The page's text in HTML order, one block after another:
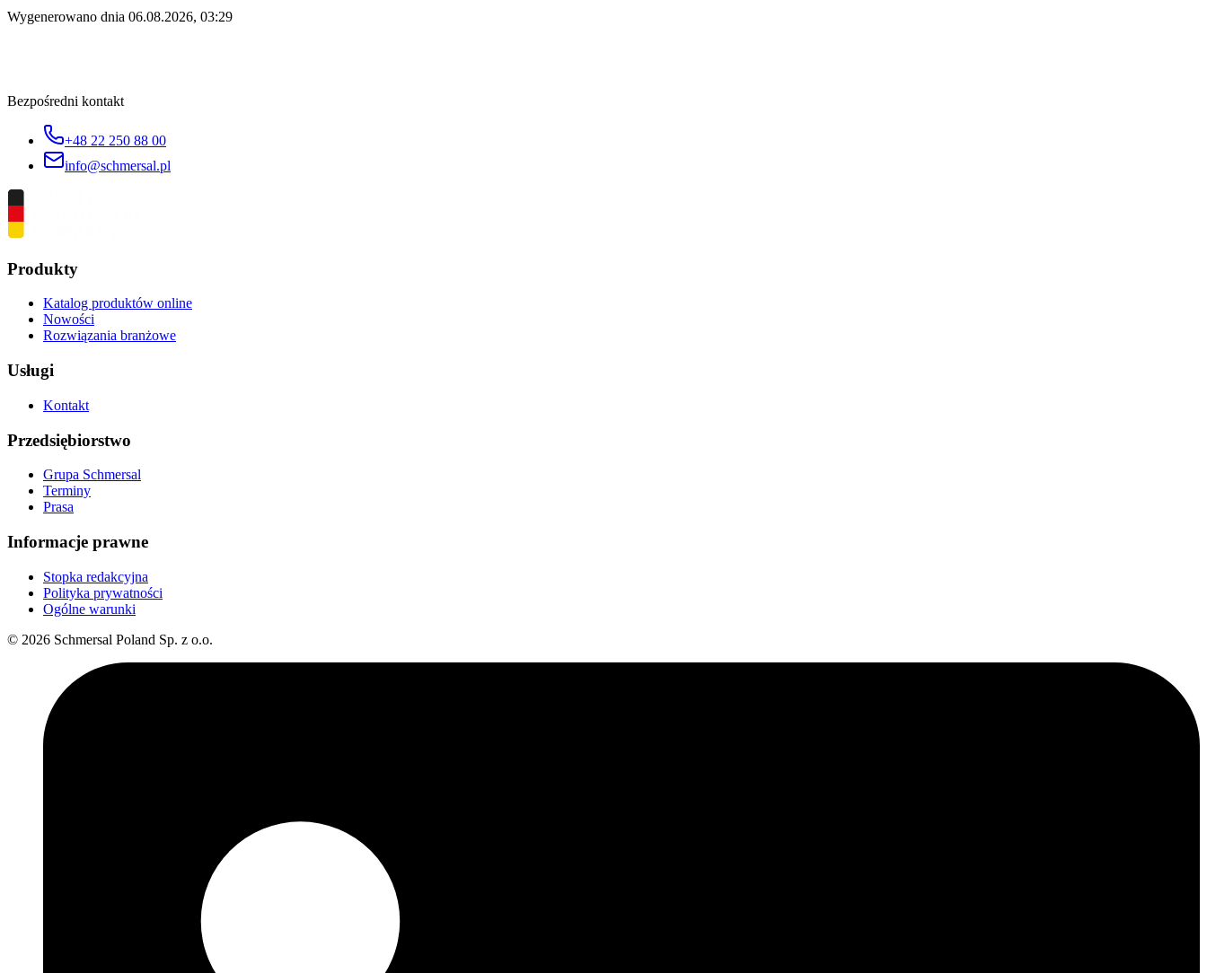
Wygenerowano dnia 06.08.2026, 03:29
Bezpośredni kontakt
+48 22 250 88 00
info@schmersal.pl
Produkty
Katalog produktów online
Nowości
Rozwiązania branżowe
Usługi
Kontakt
Przedsiębiorstwo
Grupa Schmersal
Terminy
Prasa
Informacje prawne
Stopka redakcyjna
Polityka prywatności
Ogólne warunki
© 2026 Schmersal Poland Sp. z o.o.